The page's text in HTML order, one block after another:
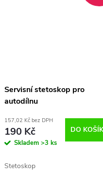
Servisní stetoskop pro
autodílnu
157,02 Kč bez DPH
190 Kč
Skladem >3 ks
DO
Stetoskop